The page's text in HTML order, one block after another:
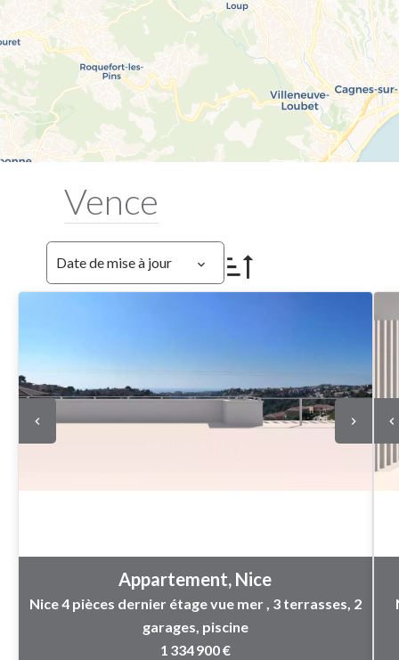
Vence
Date de mise à jour
Appartement, Nice
Nice 4 pièces dernier étage vue mer , 3 terrasses, 2
garages, piscine
1 334 900 €